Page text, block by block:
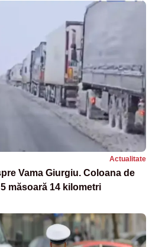
Actualitate
Vama Giurgiu. Coloana de
măsoară 14 kilometri